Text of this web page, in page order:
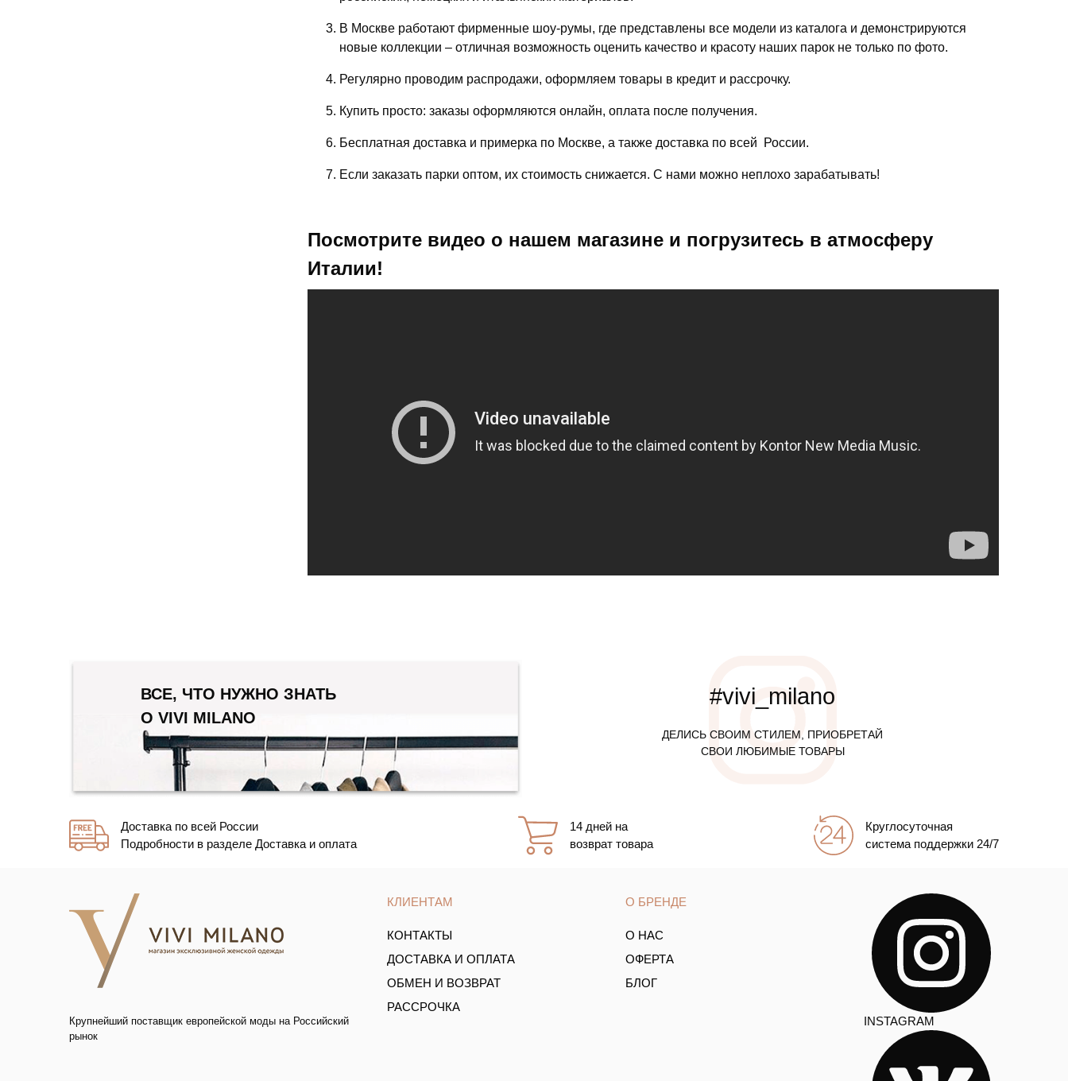
В Москве работают фирменные шоу-румы, где представлены все модели из каталога и демонстрируются
новые коллекции – отличная возможность оценить качество и красоту наших парок не только по фото.
Регулярно проводим распродажи, оформляем товары в кредит и рассрочку.
Купить просто: заказы оформляются онлайн, оплата после получения.
Бесплатная доставка и примерка по Москве, а также доставка по всей России.
Если заказать парки оптом, их стоимость снижается. С нами можно неплохо зарабатывать!
Посмотрите видео о нашем магазине и погрузитесь в атмосферу
Италии!
ВСЕ, ЧТО НУЖНО ЗНАТЬ
О VIVI MILANO
#vivi_milano
ДЕЛИСЬ СВОИМ СТИЛЕМ, ПРИОБРЕТАЙ
СВОИ ЛЮБИМЫЕ ТОВАРЫ
Доставка по всей России
Подробности в разделе Доставка и оплата
14 дней на
возврат товара
Круглосуточная
система поддержки 24/7
Крупнейший поставщик европейской моды на Российский
рынок
КЛИЕНТАМ
КОНТАКТЫ
ДОСТАВКА И ОПЛАТА
ОБМЕН И ВОЗВРАТ
РАССРОЧКА
О БРЕНДЕ
О НАС
ОФЕРТА
БЛОГ
INSTAGRAM